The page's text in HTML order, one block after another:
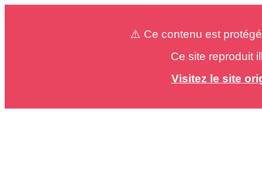
⚠️ Ce contenu est
Ce site reproduit
Visitez le site